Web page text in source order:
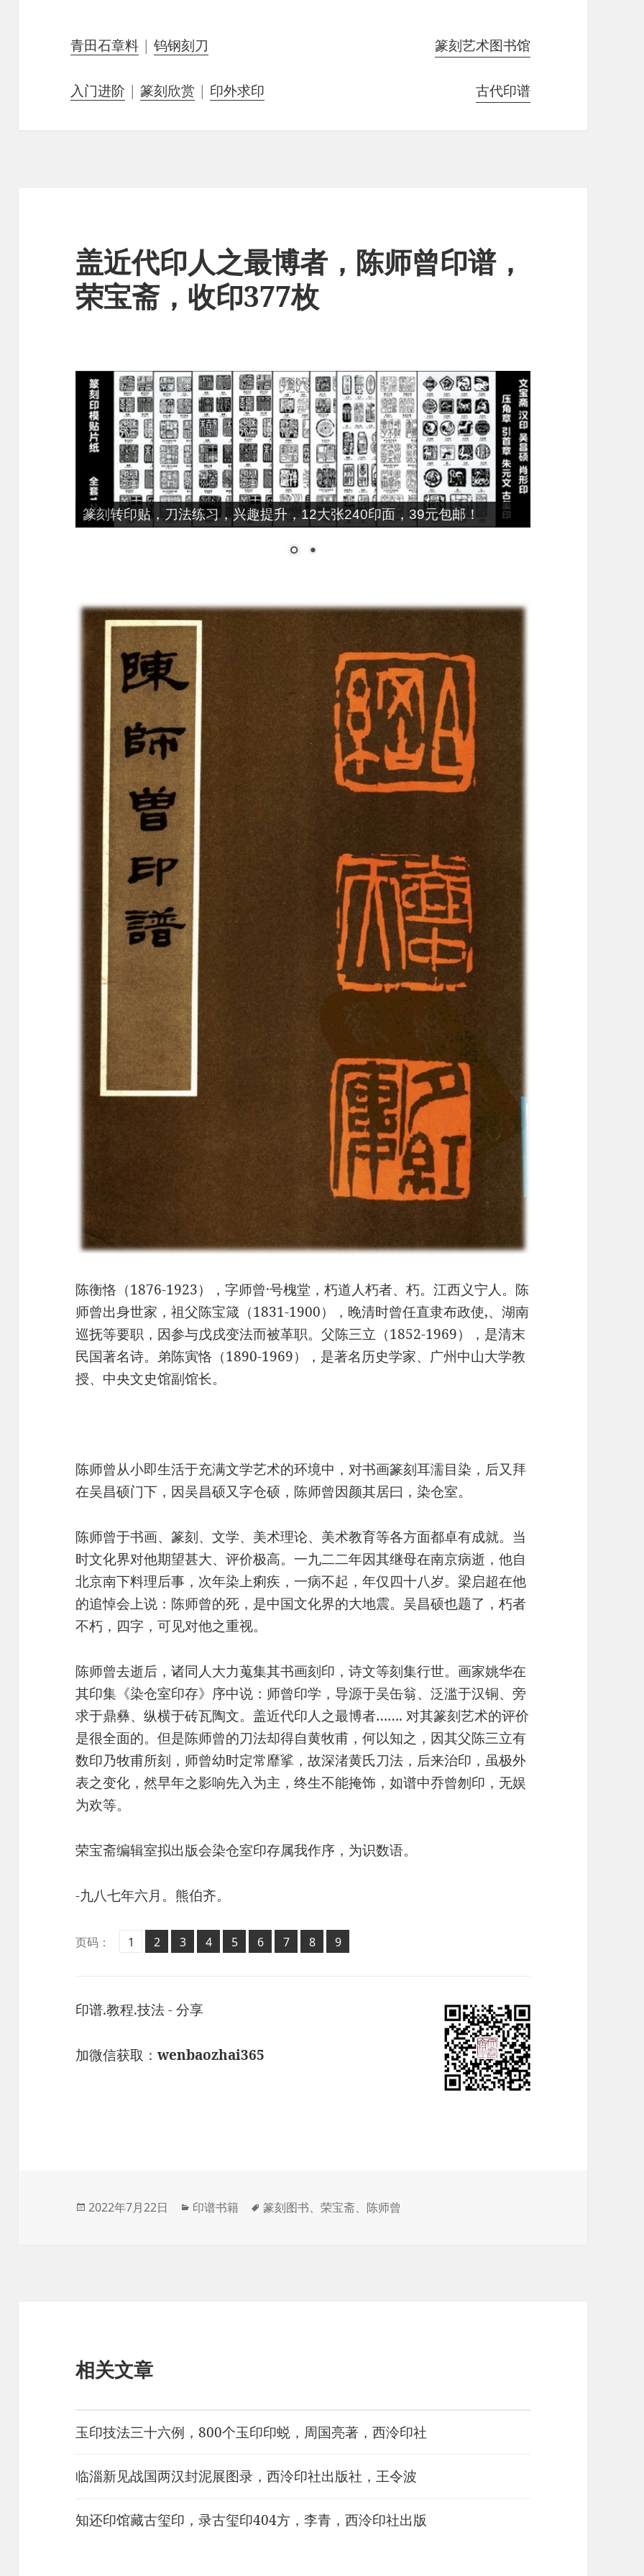
青田石章料 |钨钢刻刀 篆刻艺术图书馆
入门进阶 |篆刻欣赏 | 印外求印 古代印谱
盖近代印人之最博者，陈师曾印谱，
荣宝斋，收印377枚
篆刻转印贴，刀法练习，兴趣提升，12大张240印面，39元包邮！
陈衡恪（1876-1923），字师曾·号槐堂，朽道人朽者、朽。江西义宁人。陈
师曾出身世家，祖父陈宝箴（1831-1900），晚清时曾任直隶布政使,、湖南
巡抚等要职，因参与戊戌变法而被革职。父陈三立（1852-1969），是清末
民国著名诗。弟陈寅恪（1890-1969），是著名历史学家、广州中山大学教
授、中央文史馆副馆长。
陈师曾从小即生活于充满文学艺术的环境中，对书画篆刻耳濡目染，后又拜
在吴昌硕门下，因吴昌硕又字仓硕，陈师曾因颜其居曰，染仓室。
陈师曾于书画、篆刻、文学、美术理论、美术教育等各方面都卓有成就。当
时文化界对他期望甚大、评价极高。一九二二年因其继母在南京病逝，他自
北京南下料理后事，次年染上痢疾，一病不起，年仅四十八岁。梁启超在他
的追悼会上说：陈师曾的死，是中国文化界的大地震。吴昌硕也题了，朽者
不朽，四字，可见对他之重视。
陈师曾去逝后，诸同人大力蒐集其书画刻印，诗文等刻集行世。画家姚华在
其印集《染仓室印存》序中说：师曾印学，导源于吴缶翁、泛滥于汉铜、旁
求于鼎彝、纵横于砖瓦陶文。盖近代印人之最博者……. 对其篆刻艺术的评价
是很全面的。但是陈师曾的刀法却得自黄牧甫，何以知之，因其父陈三立有
数印乃牧甫所刻，师曾幼时定常靡挲，故深渚黄氏刀法，后来治印，虽极外
表之变化，然早年之影响先入为主，终生不能掩饰，如谱中乔曾刎印，无娱
为欢等。
荣宝斋编辑室拟出版会染仓室印存属我作序，为识数语。
-九八七年六月。熊伯齐。
页码： 页
1 ,
页
2 ,
页
3 ,
页
4 ,
页
5 ,
页
6 ,
页
7 ,
页
8 ,
页
9
印谱.教程.技法 - 分享
加微信获取：wenbaozhai365
发
2022年7月22日
分
印谱书籍
标
篆刻图书、荣宝斋、 陈师曾
相关文章
玉印技法三十六例，800个玉印印蜕，周国亮著，西泠印社
临淄新见战国两汉封泥展图录，西泠印社出版社，王令波
知还印馆藏古玺印，录古玺印404方，李青，西泠印社出版